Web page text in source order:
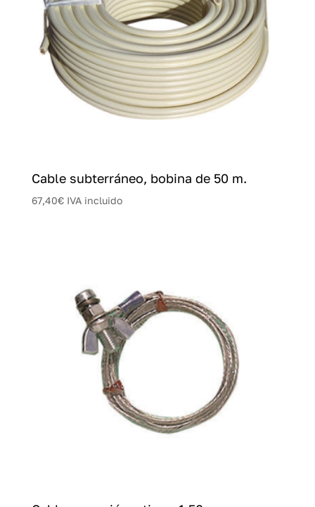
Cable subterráneo, bobina de 50 m.
67,40€ IVA incluido